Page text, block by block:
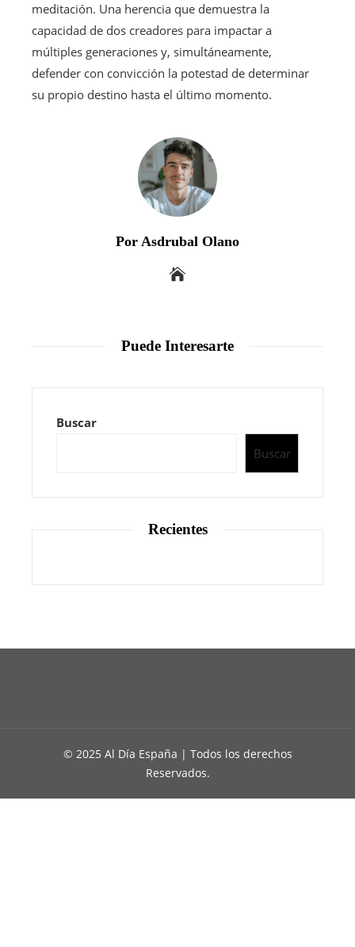
meditación. Una herencia que demuestra la
capacidad de dos creadores para impactar a
múltiples generaciones y, simultáneamente,
defender con convicción la potestad de determinar
su propio destino hasta el último momento.
Por Asdrubal Olano
Puede Interesarte
Buscar
Buscar
Recientes
© 2025 Al Día España | Todos los derechos
Reservados.